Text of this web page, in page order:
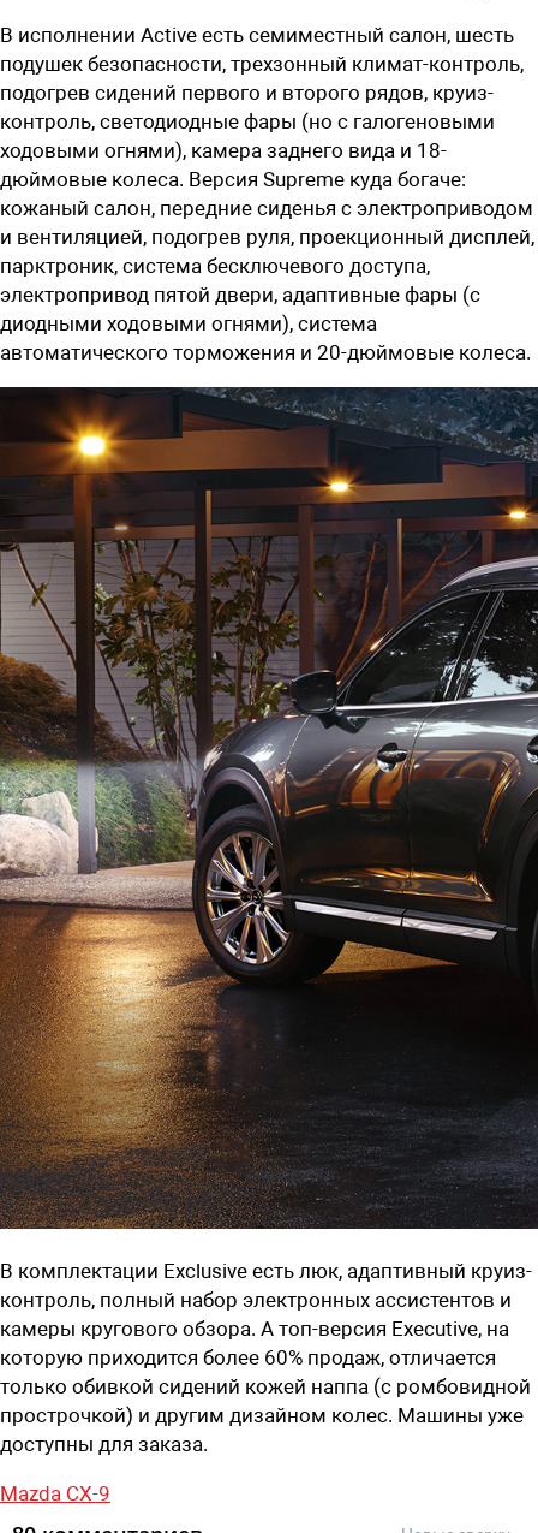
В исполнении Active есть семиместный салон, шесть
подушек безопасности, трехзонный климат-контроль,
подогрев сидений первого и второго рядов, круиз-
контроль, светодиодные фары (но с галогеновыми
ходовыми огнями), камера заднего вида и 18-
дюймовые колеса. Версия Supreme куда богаче:
кожаный салон, передние сиденья с электроприводом
и вентиляцией, подогрев руля, проекционный дисплей,
парктроник, система бесключевого доступа,
электропривод пятой двери, адаптивные фары (с
диодными ходовыми огнями), система
автоматического торможения и 20-дюймовые колеса.
В комплектации Exclusive есть люк, адаптивный круиз-
контроль, полный набор электронных ассистентов и
камеры кругового обзора. А топ-версия Executive, на
которую приходится более 60% продаж, отличается
только обивкой сидений кожей наппа (с ромбовидной
прострочкой) и другим дизайном колес. Машины уже
доступны для заказа.
Mazda CX-9